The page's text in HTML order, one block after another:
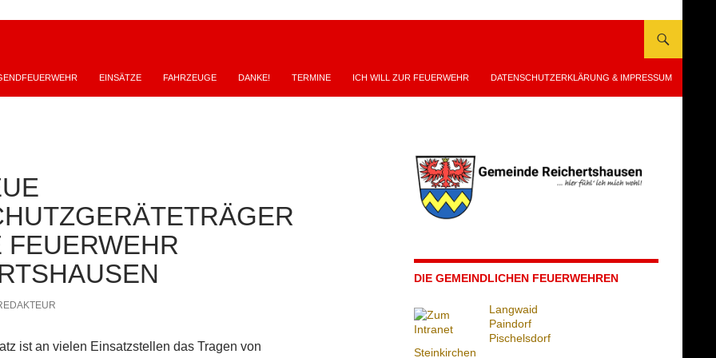
EINSÄTZE FAHRZEUGE DANKE! TERMINE ICH WILL ZUR FEUERWEHR DATENSCHUTZERKLÄRUNG & IMPRESSUM
FEUERWEHR
ist an vielen Einsatzstellen das Tragen von
DIE GEMEINDLICHEN FEUERWEHREN
Langwaid
Paindorf
Pischelsdorf
Steinkirchen